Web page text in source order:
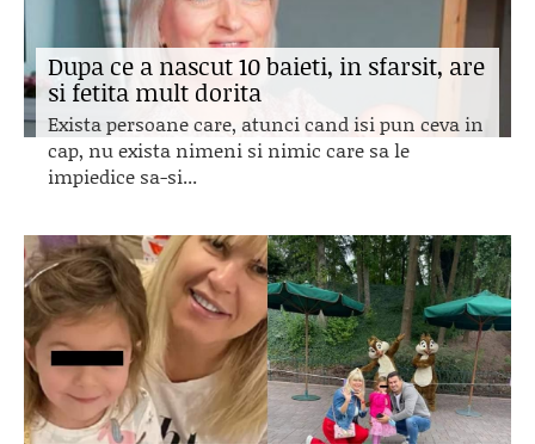
Dupa ce a nascut 10 baieti, in sfarsit, are
si fetita mult dorita
Exista persoane care, atunci cand isi pun ceva in
cap, nu exista nimeni si nimic care sa le
impiedice sa-si...